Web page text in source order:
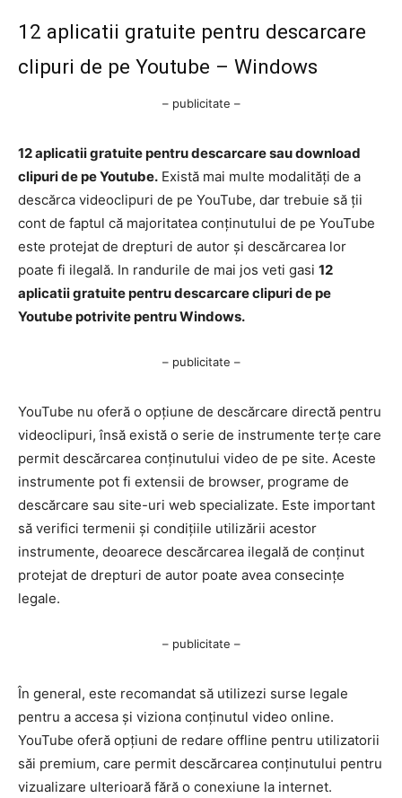
12 aplicatii gratuite pentru descarcare
clipuri de pe Youtube – Windows
– publicitate –
12 aplicatii gratuite pentru descarcare sau download
clipuri de pe Youtube. Există mai multe modalități de a
descărca videoclipuri de pe YouTube, dar trebuie să ții
cont de faptul că majoritatea conținutului de pe YouTube
este protejat de drepturi de autor și descărcarea lor
poate fi ilegală. In randurile de mai jos veti gasi 12
aplicatii gratuite pentru descarcare clipuri de pe
Youtube potrivite pentru Windows.
– publicitate –
YouTube nu oferă o opțiune de descărcare directă pentru
videoclipuri, însă există o serie de instrumente terțe care
permit descărcarea conținutului video de pe site. Aceste
instrumente pot fi extensii de browser, programe de
descărcare sau site-uri web specializate. Este important
să verifici termenii și condițiile utilizării acestor
instrumente, deoarece descărcarea ilegală de conținut
protejat de drepturi de autor poate avea consecințe
legale.
– publicitate –
În general, este recomandat să utilizezi surse legale
pentru a accesa și viziona conținutul video online.
YouTube oferă opțiuni de redare offline pentru utilizatorii
săi premium, care permit descărcarea conținutului pentru
vizualizare ulterioară fără o conexiune la internet.